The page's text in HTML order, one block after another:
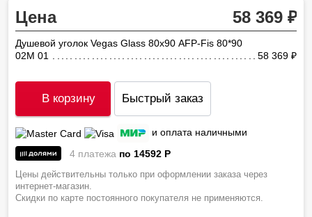
Цена 58 369
Душевой уголок Vegas Glass 80х90 AFP-Fis 80*90
02М 01
58 369
В корзину Быстрый заказ
и оплата наличными
4 платежа по 14592 P
Цены действительны только при оформлении заказа через
интернет-магазин.
Скидки по карте постоянного покупателя не применяются.